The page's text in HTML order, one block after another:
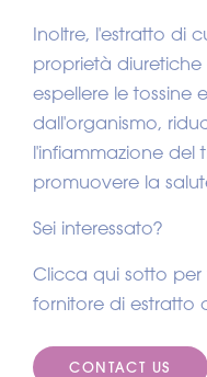
Inoltre, l'estratto di
proprietà
espellere le tossine
dall'organismo,
l'infiammazione del
promuovere la
Sei interessato?
Clicca qui sotto per
fornitore di estratto
CONTACT US